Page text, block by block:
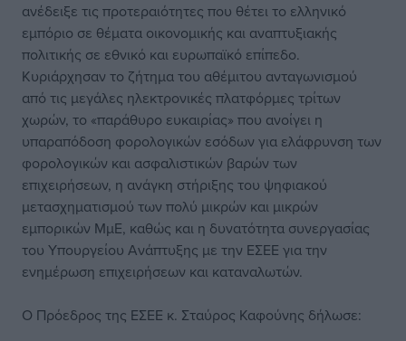
ανέδειξε τις προτεραιότητες που θέτει το ελληνικό
εμπόριο σε θέματα οικονομικής και αναπτυξιακής
πολιτικής σε εθνικό και ευρωπαϊκό επίπεδο.
Κυριάρχησαν το ζήτημα του αθέμιτου ανταγωνισμού
από τις μεγάλες ηλεκτρονικές πλατφόρμες τρίτων
χωρών, το «παράθυρο ευκαιρίας» που ανοίγει η
υπαραπόδοση φορολογικών εσόδων για ελάφρυνση των
φορολογικών και ασφαλιστικών βαρών των
επιχειρήσεων, η ανάγκη στήριξης του ψηφιακού
μετασχηματισμού των πολύ μικρών και μικρών
εμπορικών ΜμΕ, καθώς και η δυνατότητα συνεργασίας
του Υπουργείου Ανάπτυξης με την ΕΣΕΕ για την
ενημέρωση επιχειρήσεων και καταναλωτών.
Ο Πρόεδρος της ΕΣΕΕ κ. Σταύρος Καφούνης δήλωσε: